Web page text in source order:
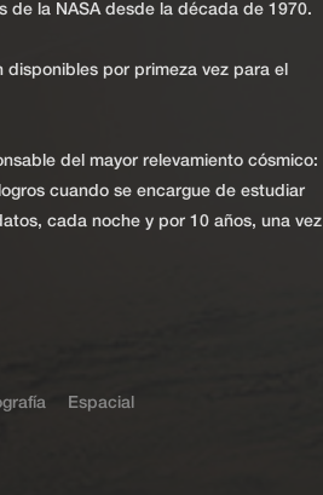
de la NASA desde la década de 1970.
por primeza vez para el
del mayor relevamiento cósmico:
cuando se encargue de estudiar
cada noche y por 10 años, una vez
Espacial